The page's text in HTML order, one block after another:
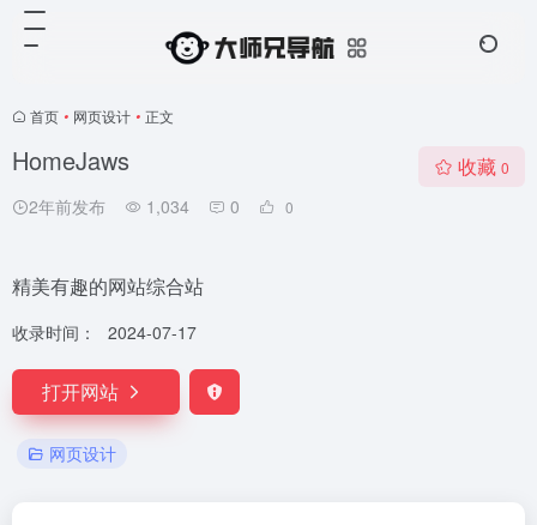
首页 • 网页设计 • 正文
HomeJaws
2年前发布 1,034 0 0
收藏 0
精美有趣的网站综合站
收录时间： 2024-07-17
打开网站
网页设计